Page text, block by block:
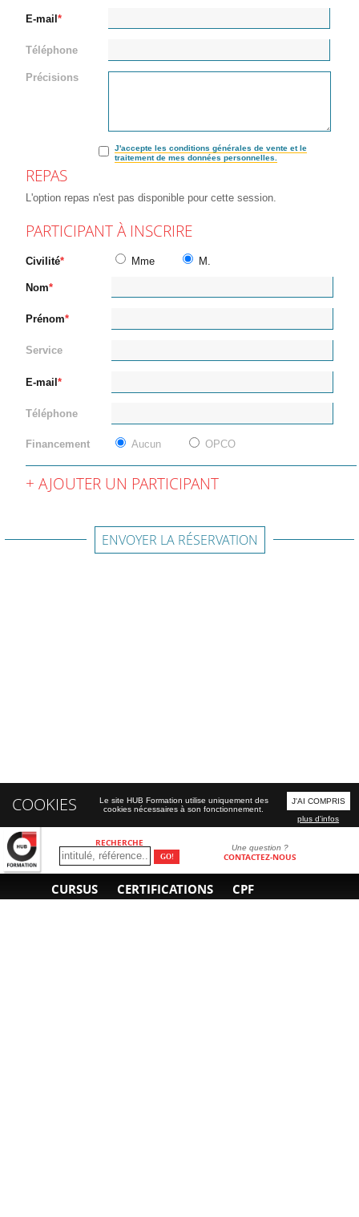
RECHERCHE Une question ?
CONTACTEZ-NOUS
CURSUS CERTIFICATIONS CPF
E-mail
Téléphone
Précisions
J'accepte les conditions générales de vente et le
traitement de mes données personnelles.
REPAS
L'option repas n'est pas disponible pour cette session.
PARTICIPANT À INSCRIRE
Civilité Mme M.
Nom
Prénom
Service
E-mail
Téléphone
Financement Aucun OPCO
AJOUTER UN PARTICIPANT
ENVOYER LA RÉSERVATION
COOKIES
Le site HUB Formation utilise uniquement des
cookies nécessaires à son fonctionnement.
J'AI COMPRIS
plus d'infos